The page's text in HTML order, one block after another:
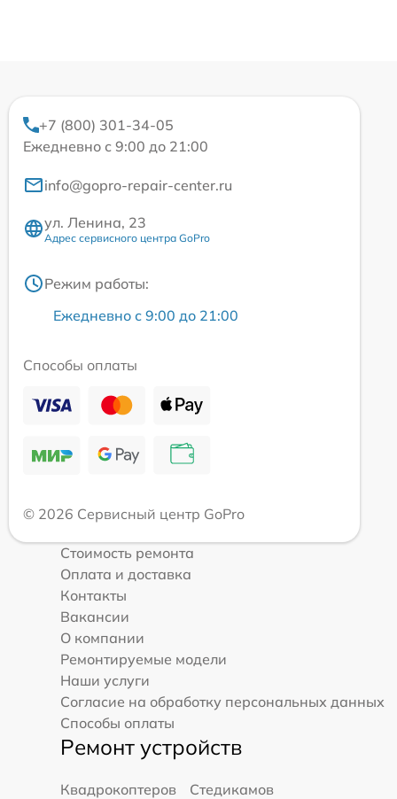
+7 (800) 301-34-05
Ежедневно с 9:00 до 21:00
info@gopro-repair-center.ru
ул. Ленина, 23
Адрес сервисного центра GoPro
Режим работы:
Ежедневно с 9:00 до 21:00
Способы оплаты
© 2026 Сервисный центр GoPro
Стоимость ремонта
Оплата и доставка
Контакты
Вакансии
О компании
Ремонтируемые модели
Наши услуги
Согласие на обработку персональных данных
Способы оплаты
Ремонт устройств
Квадрокоптеров
Стедикамов